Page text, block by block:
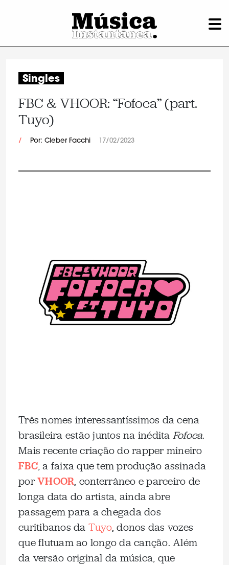
Singles
FBC & VHOOR: “Fofoca” (part.
Tuyo)
/ Por: Cleber Facchi 17/02/2023
Três nomes interessantíssimos da cena
brasileira estão juntos na inédita Fofoca.
Mais recente criação do rapper mineiro
FBC, a faixa que tem produção assinada
por VHOOR, conterrâneo e parceiro de
longa data do artista, ainda abre
passagem para a chegada dos
curitibanos da Tuyo, donos das vozes
que flutuam ao longo da canção. Além
da versão original da música, que